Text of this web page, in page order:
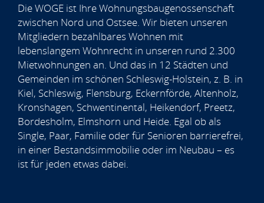
Die WOGE ist Ihre Wohnungsbaugenossenschaft
zwischen Nord und Ostsee. Wir bieten unseren
Mitgliedern bezahlbares Wohnen mit
lebenslangem Wohnrecht in unseren rund 2.300
Mietwohnungen an. Und das in 12 Städten und
Gemeinden im schönen Schleswig-Holstein, z. B. in
Kiel, Schleswig, Flensburg, Eckernförde, Altenholz,
Kronshagen, Schwentinental, Heikendorf, Preetz,
Bordesholm, Elmshorn und Heide. Egal ob als
Single, Paar, Familie oder für Senioren barrierefrei,
in einer Bestandsimmobilie oder im Neubau – es
ist für jeden etwas dabei.